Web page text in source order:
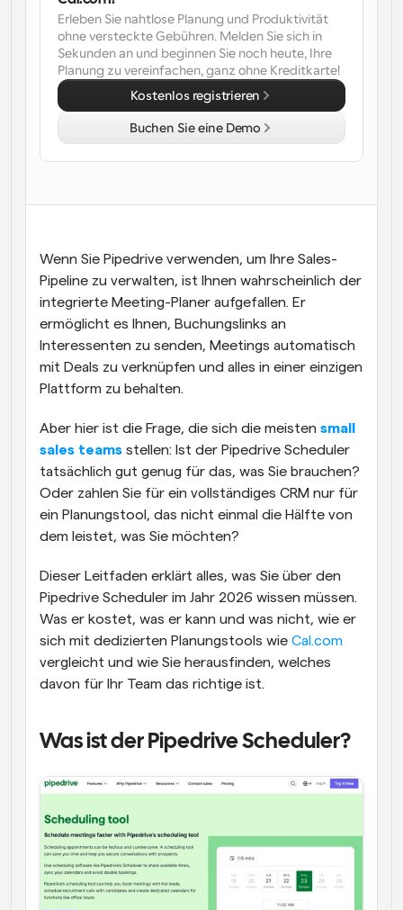
Supercharged Planung mit KI-gestützten Anrufen
Arbeitsabläufe
Automatisieren Sie die Planung und Erinnerungen
Blog
Bleiben Sie auf dem Laufenden über die neuesten
Nachrichten und Updates.
Sofortige Besprechungen
Webhooks
Erhalten Sie eine Benachrichtigung, wenn etwas
passiert
Wenn Sie Pipedrive verwenden, um Ihre Sales-
Pipeline zu verwalten, ist Ihnen wahrscheinlich der
integrierte Meeting-Planer aufgefallen. Er
ermöglicht es Ihnen, Buchungslinks an
Interessenten zu senden, Meetings automatisch
mit Deals zu verknüpfen und alles in einer einzigen
Plattform zu behalten.
Aber hier ist die Frage, die sich die meisten small
sales teams stellen: Ist der Pipedrive Scheduler
tatsächlich gut genug für das, was Sie brauchen?
Oder zahlen Sie für ein vollständiges CRM nur für
ein Planungstool, das nicht einmal die Hälfte von
dem leistet, was Sie möchten?
Dieser Leitfaden erklärt alles, was Sie über den
Pipedrive Scheduler im Jahr 2026 wissen müssen.
Was er kostet, was er kann und was nicht, wie er
sich mit dedizierten Planungstools wie Cal.com
vergleicht und wie Sie herausfinden, welches
davon für Ihr Team das richtige ist.
Was ist der Pipedrive Scheduler?
Erleben Sie nahtlose Planung und Produktivität
ohne versteckte Gebühren. Melden Sie sich in
Sekunden an und beginnen Sie noch heute, Ihre
Planung zu vereinfachen, ganz ohne Kreditkarte!
Kostenlos registrieren
Buchen Sie eine Demo